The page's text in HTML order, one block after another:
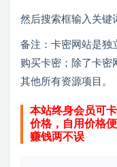
然后搜索框输入关键
备注：卡密网站是独
购买卡密；除了卡密
其他所有资源项目。
本站终身会员可
价格，自用价格
赚钱两不误